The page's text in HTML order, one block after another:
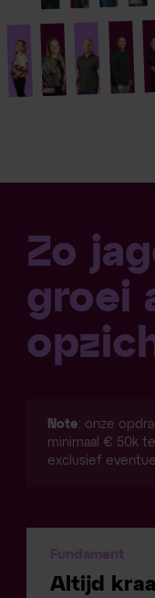
Zo
groei
Note: onze
minimaal € 50k
exclusief
Fundament
Altijd